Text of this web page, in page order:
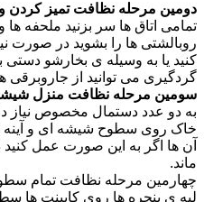
دومین مرحله نظافت تمیز کردن
تمامی اتاق ها سر بزنید ملحفه
روبالشتی ها را بشوید در صورت
کنید یا به وسیله ی بخارشو دستی
گردگیری می توانید از جاروبرقی
سومین مرحله نظافت منزل
به دو عدد دستمال مخصوص نیاز
خاک روی سطوح شیشه ای و
آن ها اگر به این صورت عمل
ماند.
چهارمین مرحله نظافت تمام
لبه ی پنجره ها روی کابینت ها